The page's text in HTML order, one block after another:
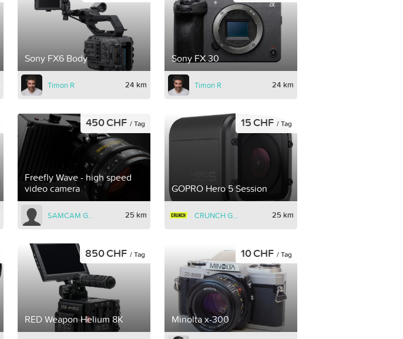
Sony FX6 Body
Timon R 24 km
Sony FX 30
Timon R 24 km
Freefly Wave - high speed
video camera
450 CHF / Tag
SAMCAM GmbH 25 km
GOPRO Hero 5 Session
15 CHF / Tag
CRUNCH GmbH 25 km
RED Weapon Helium 8K
850 CHF / Tag
Minolta x-300
10 CHF / Tag